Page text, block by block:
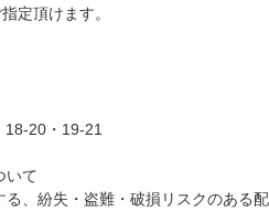
定頂けます。
20・19-21
いて
る、紛失・盗難・破損リスクのある配